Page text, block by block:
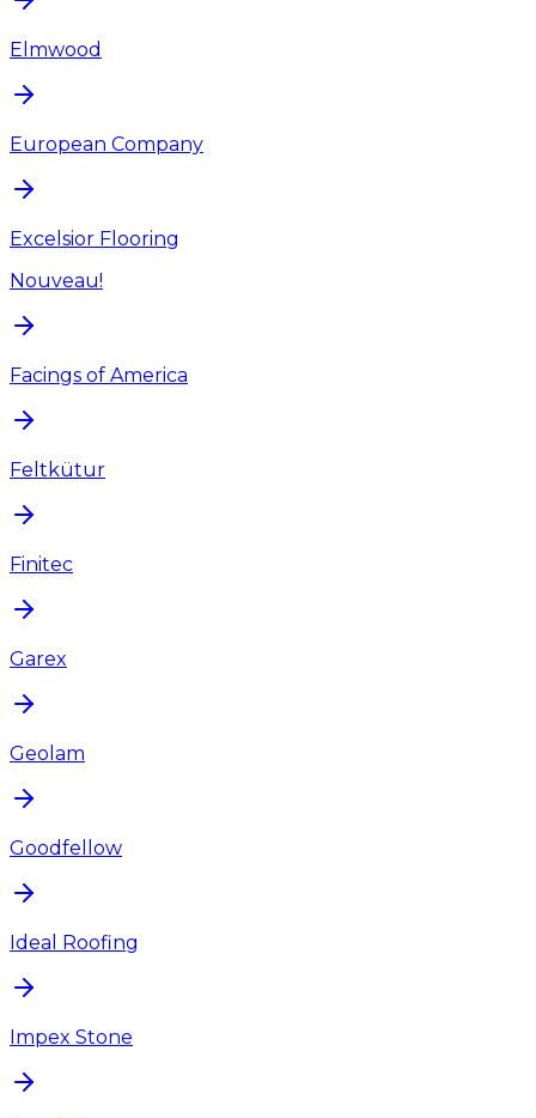
Elmwood
European Company
Excelsior Flooring
Nouveau!
Facings of America
Feltkütur
Finitec
Garex
Geolam
Goodfellow
Ideal Roofing
Impex Stone